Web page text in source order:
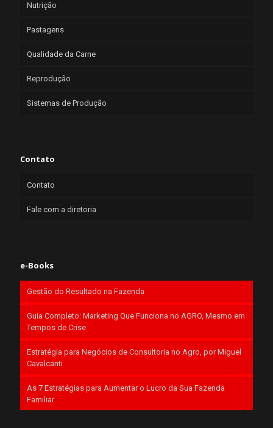
Nutrição
Pastagens
Qualidade da Carne
Reprodução
Sistemas de Produção
Contato
Contato
Fale com a diretoria
e-Books
Gestão do Resultado na Fazenda
Guia Completo: Marketing Que Funciona no AGRO, Mesmo em
Tempos de Crise
Estratégia para Negócios de Consultoria no Agro, por Miguel
Cavalcanti
As 7 Estratégias para Aumentar o Lucro da Sua Fazenda
Familiar